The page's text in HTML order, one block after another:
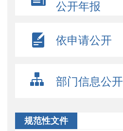
公开年报
依申请公开
部门信息公开
规范性文件